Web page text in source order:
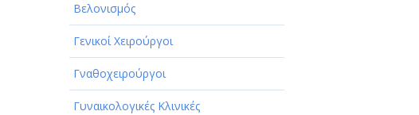
Βελονισμός
Γενικοί Χειρούργοι
Γναθοχειρούργοι
Γυναικολογικές Κλινικές